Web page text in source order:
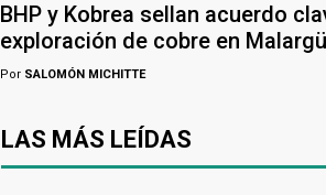
BHP y Kobrea sellan acuerdo
exploración de cobre en
Por SALOMÓN MICHITTE
LAS MÁS LEÍDAS